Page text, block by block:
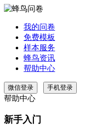
我的问卷
免费模板
样本服务
蜂鸟资讯
帮助中心
微信登录 手机登录
帮助中心
新手入门